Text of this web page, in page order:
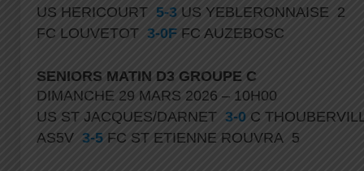
US HERICOURT 5-3 US YEBLERONNAISE 2
FC LOUVETOT 3-0F FC AUZEBOSC
SENIORS MATIN D3 GROUPE C
DIMANCHE 29 MARS 2026 – 10H00
US ST JACQUES/DARNET 3-0 C
AS5V 3-5 FC ST ETIENNE ROUVRA 5